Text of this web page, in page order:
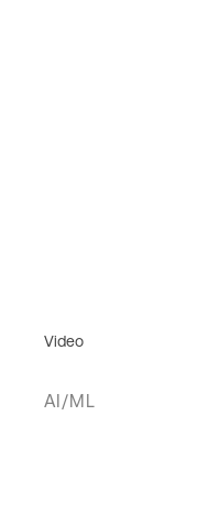
Video
AI/ML